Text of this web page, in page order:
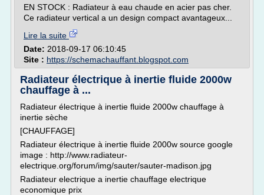
EN STOCK : Radiateur à eau chaude en acier pas cher.
Ce radiateur vertical a un design compact avantageux...
Lire la suite
Date: 2018-09-17 06:10:45
Site : https://schemachauffant.blogspot.com
Radiateur électrique à inertie fluide 2000w
chauffage à ...
Radiateur électrique à inertie fluide 2000w chauffage à
inertie sèche
[CHAUFFAGE]
Radiateur électrique à inertie fluide 2000w source google
image : http://www.radiateur-
electrique.org/forum/img/sauter/sauter-madison.jpg
Radiateur electrique a inertie chauffage electrique
economique prix